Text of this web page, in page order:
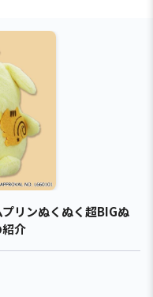
プリンぬくぬく超BIGぬ
介